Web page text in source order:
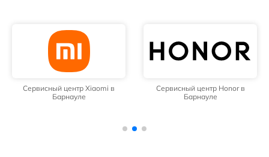
Сервисный центр Xiaomi в
Барнауле
Сервисный центр Honor в
Барнауле